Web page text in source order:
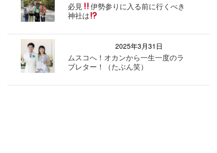
必見
伊勢参りに入る前に行くべき
神社は
2025年3月31日
ムスコへ！オカンから一生一度のラ
ブレター！（たぶん笑）